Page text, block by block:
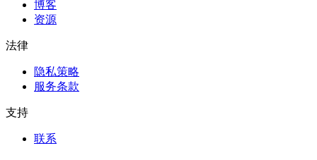
博客
资源
法律
隐私策略
服务条款
支持
联系